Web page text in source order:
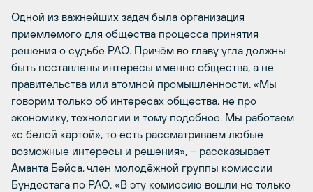
Одной из важнейших задач была организация
приемлемого для общества процесса принятия
решения о судьбе РАО. Причём во главу угла должны
быть поставлены интересы именно общества, а не
правительства или атомной промышленности. «Мы
говорим только об интересах общества, не про
экономику, технологии и тому подобное. Мы работаем
«с белой картой», то есть рассматриваем любые
возможные интересы и решения», – рассказывает
Аманта Бейса, член молодёжной группы комиссии
Бундестага по РАО. «В эту комиссию вошли не только